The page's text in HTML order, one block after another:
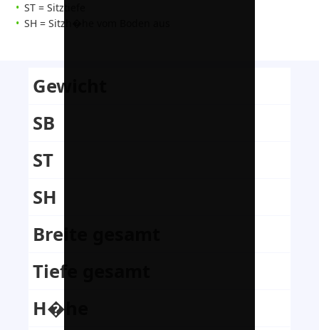
ST = Sitztiefe
SH = Sitzh�he vom Boden aus
Gewicht
SB
ST
SH
Breite gesamt
Tiefe gesamt
H�he